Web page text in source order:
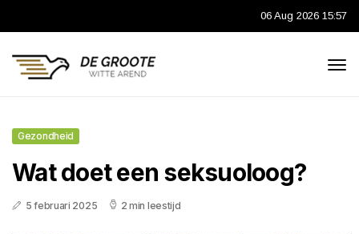
06 Aug 2026 15:57
Gezondheid
Wat doet een seksuoloog?
5 februari 2025 2 min leestijd